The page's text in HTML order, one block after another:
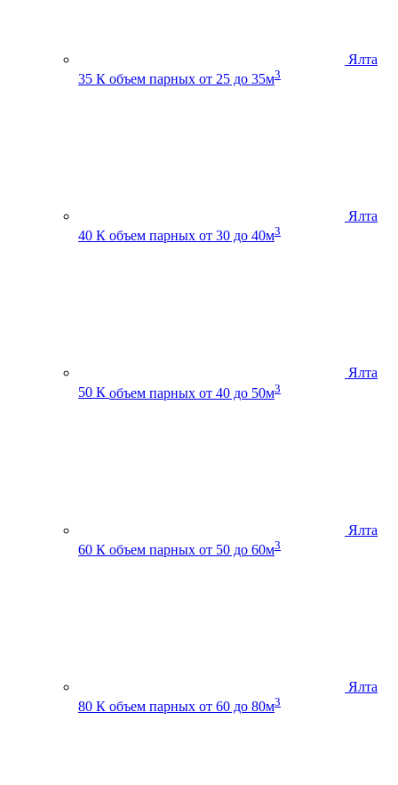
Ялта
35 К объем парных от 25 до 35м3
Ялта
40 К объем парных от 30 до 40м3
Ялта
50 К объем парных от 40 до 50м3
Ялта
60 К объем парных от 50 до 60м3
Ялта
80 К объем парных от 60 до 80м3